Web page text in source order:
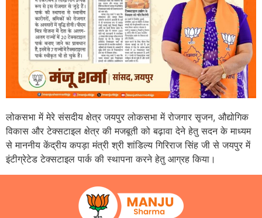
लोकसभा में मेरे संसदीय क्षेत्र जयपुर लोकसभा में रोजगार सृजन, औद्योगिक
विकास और टेक्सटाइल क्षेत्र की मजबूती को बढ़ावा देने हेतु सदन के माध्यम
से माननीय केंद्रीय कपड़ा मंत्री श्री शांडिल्य गिरिराज सिंह जी से जयपुर में
इंटीग्रेटेड टेक्सटाइल पार्क की स्थापना करने हेतु आग्रह किया।